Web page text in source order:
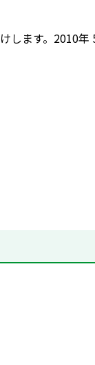
ます。2010年